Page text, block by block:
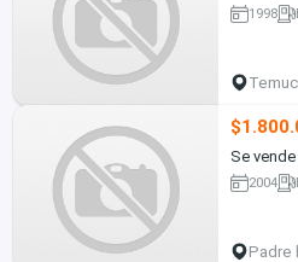
1998
Se
2004
Padre